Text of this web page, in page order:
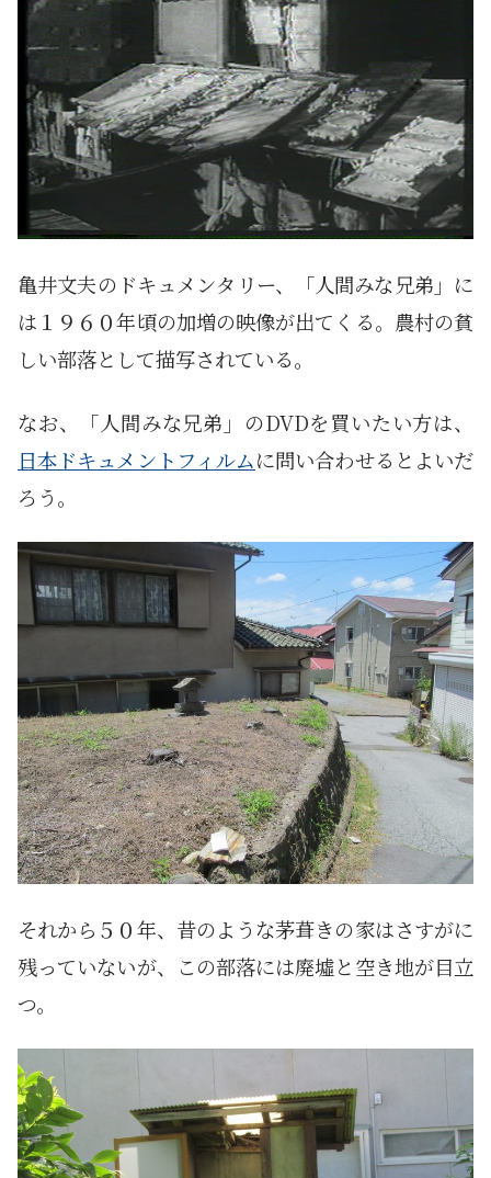
亀井文夫のドキュメンタリー、「人間みな兄弟」に
は１９６０年頃の加増の映像が出てくる。農村の貧
しい部落として描写されている。
なお、「人間みな兄弟」のDVDを買いたい方は、
日本ドキュメントフィルムに問い合わせるとよいだ
ろう。
それから５０年、昔のような茅葺きの家はさすがに
残っていないが、この部落には廃墟と空き地が目立
つ。